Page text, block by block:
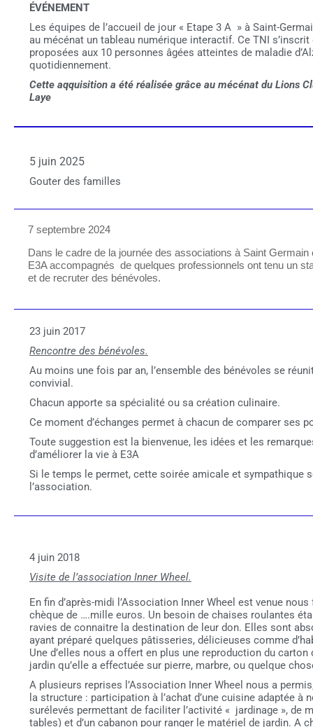
ÉVÉNEMENT
Les équipes de l’accueil de jour « Etape 3 A » à Saint-
au mécénat un tableau numérique interactif. Ce TNI
proposées aux 10 personnes âgées atteintes de maladie
quotidiennement.
Cette aqquisition a été réalisée grâce au mécénat du Lions
Laye
5 juin 2025
Gouter des familles
7 septembre 2024
Dans le cadre de la journée des associations à Saint
E3A accompagnés de quelques professionnels ont tenu un
et de recruter des bénévoles.
23 juin 2017
Rencontre des bénévoles.
Au moins une fois par an, l’ensemble des bénévoles se
convivial.
Chacun apporte sa spécialité ou sa création culinaire.
Ce moment d’échanges permet à chacun de comparer ses
Toute suggestion est la bienvenue, les idées et les
d’améliorer la vie à E3A
Si le temps le permet, cette soirée amicale et sympathique
l’association.
4 juin 2018
Visite de l’association Inner Wheel.
En fin d’après-midi l’Association Inner Wheel est venue
chèque de ….mille euros. Un besoin de chaises roulantes
ravies de connaitre la destination de leur don. Elles sont
ayant préparé quelques pâtisseries, délicieuses comme
Une d’elles nous a offert en plus une reproduction du carton
jardin qu’elle a effectuée sur pierre, marbre, ou quelque
A plusieurs reprises l’Association Inner Wheel nous a
la structure : participation à l’achat d’une cuisine adaptée à
surélevés permettant de faciliter l’activité « jardinage », de
tables) et d’un cabanon pour ranger le matériel de jardin. A